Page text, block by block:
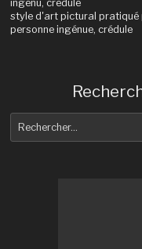
ingénu, crédule
style d'art pictural pratiqué
personne ingénue, crédule
pour